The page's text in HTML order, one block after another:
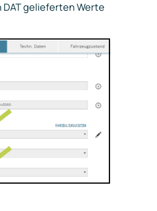
gelieferten Werte